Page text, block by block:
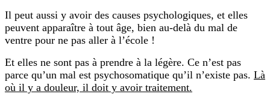
Il peut aussi y avoir des causes psychologiques, et elles
peuvent apparaître à tout âge, bien au-delà du mal de
ventre pour ne pas aller à l’école !
Et elles ne sont pas à prendre à la légère. Ce n’est pas
parce qu’un mal est psychosomatique qu’il n’existe pas. Là
où il y a douleur, il doit y avoir traitement.